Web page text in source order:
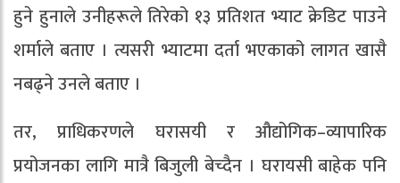
हुने हुनाले उनीहरूले तिरेको १३ प्रतिशत भ्याट क्रेडिट पाउने
शर्माले बताए । त्यसरी भ्याटमा दर्ता भएकाको लागत खासै
नबढ्ने उनले बताए ।
तर, प्राधिकरणले घरासयी र औद्योगिक–व्यापारिक
प्रयोजनका लागि मात्रै बिजुली बेच्दैन । घरायसी बाहेक पनि